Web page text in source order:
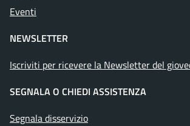
Eventi
NEWSLETTER
Iscriviti per ricevere la Newsletter del
SEGNALA O CHIEDI ASSISTENZA
Segnala disservizio